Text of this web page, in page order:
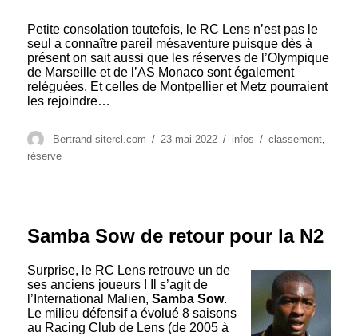
Petite consolation toutefois, le RC Lens n’est pas le
seul a connaître pareil mésaventure puisque dès à
présent on sait aussi que les réserves de l’Olympique
de Marseille et de l’AS Monaco sont également
reléguées. Et celles de Montpellier et Metz pourraient
les rejoindre…
Auteur
Bertrand sitercl.com
Publié
23 mai 2022 Catégories
infos Étiquettes
classement
réserve
Samba Sow de retour pour la N2
Surprise, le RC Lens retrouve un de
ses anciens joueurs ! Il s’agit de
l’International Malien,Samba Sow.
Le milieu défensif a évolué 8 saisons
au Racing Club de Lens (de 2005 à